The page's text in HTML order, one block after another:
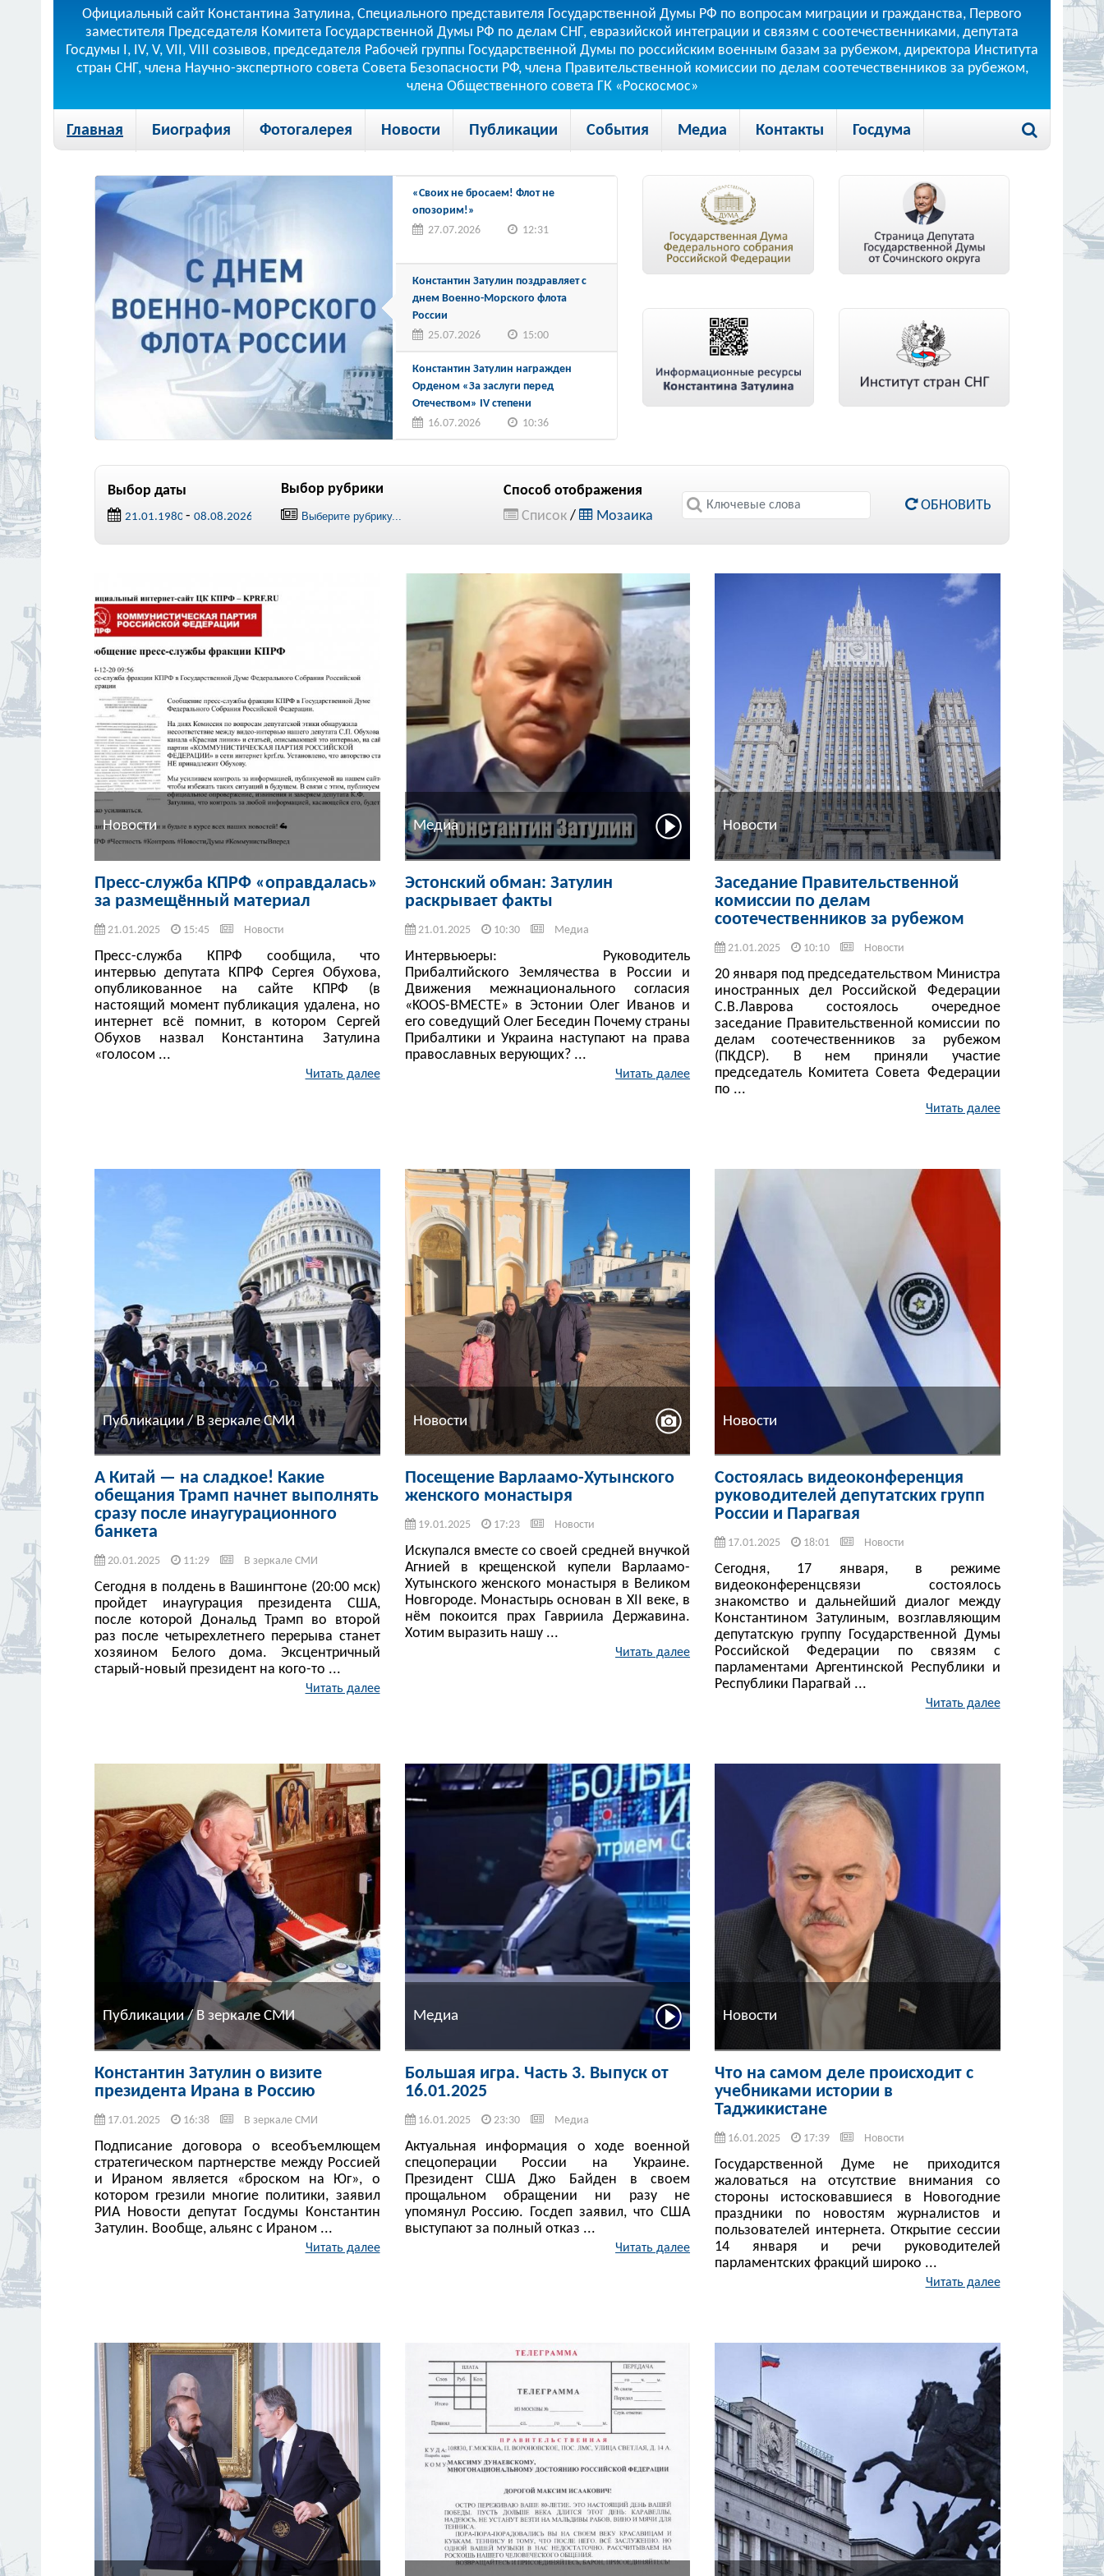
Официальный сайт Константина Затулина, Специального представителя Государственной Думы РФ по вопросам миграции и гражданства, Первого
заместителя Председателя Комитета Государственной Думы РФ по делам СНГ, евразийской интеграции и связям с соотечественниками, депутата
Госдумы I, IV, V, VII, VIII созывов, председателя Рабочей группы Государственной Думы по российским военным базам за рубежом, директора Института
стран СНГ, члена Научно-экспертного совета Совета Безопасности РФ, члена Правительственной комиссии по делам соотечественников за рубежом,
члена Общественного совета ГК «Роскосмос»
Главная Биография Фотогалерея Новости Публикации События Медиа Контакты Госдума
«Своих не бросаем! Флот не
опозорим!»
27.07.2026
12:31
Константин Затулин поздравляет с
днем Военно-Морского флота
России
25.07.2026
15:00
Константин Затулин награжден
Орденом «За заслуги перед
Отечеством» IV степени
16.07.2026
10:36
Выбор даты
-
Выбор рубрики
Способ отображения
Список/ Мозаика
ОБНОВИТЬ
Новости
Пресс-служба КПРФ «оправдалась»
за размещённый материал
21.01.2025 15:45 Новости
Пресс-служба КПРФ сообщила, что
интервью депутата КПРФ Сергея Обухова,
опубликованное на сайте КПРФ (в
настоящий момент публикация удалена, но
интернет всё помнит, в котором Сергей
Обухов назвал Константина Затулина
«голосом ...
Читать далее
Медиа
Эстонский обман: Затулин
раскрывает факты
21.01.2025 10:30 Медиа
Интервьюеры: Руководитель
Прибалтийского Землячества в России и
Движения межнационального согласия
«KOOS-ВМЕСТЕ» в Эстонии Олег Иванов и
его соведущий Олег Беседин Почему страны
Прибалтики и Украина наступают на права
православных верующих? ...
Читать далее
Новости
Заседание Правительственной
комиссии по делам
соотечественников за рубежом
21.01.2025 10:10 Новости
20 января под председательством Министра
иностранных дел Российской Федерации
С.В.Лаврова состоялось очередное
заседание Правительственной комиссии по
делам соотечественников за рубежом
(ПКДСР). В нем приняли участие
председатель Комитета Совета Федерации
по ...
Читать далее
Публикации / В зеркале СМИ
А Китай — на сладкое! Какие
обещания Трамп начнет выполнять
сразу после инаугурационного
банкета
20.01.2025 11:29 В зеркале СМИ
Сегодня в полдень в Вашингтоне (20:00 мск)
пройдет инаугурация президента США,
после которой Дональд Трамп во второй
раз после четырехлетнего перерыва станет
хозяином Белого дома. Эксцентричный
старый-новый президент на кого-то ...
Читать далее
Новости
Посещение Варлаамо-Хутынского
женского монастыря
19.01.2025 17:23 Новости
Искупался вместе со своей средней внучкой
Агнией в крещенской купели Варлаамо-
Хутынского женского монастыря в Великом
Новгороде. Монастырь основан в XII веке, в
нём покоится прах Гавриила Державина.
Хотим выразить нашу ...
Читать далее
Новости
Состоялась видеоконференция
руководителей депутатских групп
России и Парагвая
17.01.2025 18:01 Новости
Сегодня, 17 января, в режиме
видеоконференцсвязи состоялось
знакомство и дальнейший диалог между
Константином Затулиным, возглавляющим
депутатскую группу Государственной Думы
Российской Федерации по связям с
парламентами Аргентинской Республики и
Республики Парагвай ...
Читать далее
Публикации / В зеркале СМИ
Константин Затулин о визите
президента Ирана в Россию
17.01.2025 16:38 В зеркале СМИ
Подписание договора о всеобъемлющем
стратегическом партнерстве между Россией
и Ираном является «броском на Юг», о
котором грезили многие политики, заявил
РИА Новости депутат Госдумы Константин
Затулин. Вообще, альянс с Ираном ...
Читать далее
Медиа
Большая игра. Часть 3. Выпуск от
16.01.2025
16.01.2025 23:30 Медиа
Актуальная информация о ходе военной
спецоперации России на Украине.
Президент США Джо Байден в своем
прощальном обращении ни разу не
упомянул Россию. Госдеп заявил, что США
выступают за полный отказ ...
Читать далее
Новости
Что на самом деле происходит с
учебниками истории в
Таджикистане
16.01.2025 17:39 Новости
Государственной Думе не приходится
жаловаться на отсутствие внимания со
стороны истосковавшиеся в Новогодние
праздники по новостям журналистов и
пользователей интернета. Открытие сессии
14 января и речи руководителей
парламентских фракций широко ...
Читать далее